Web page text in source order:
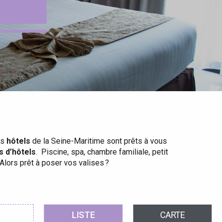
hôtels de la Seine-Maritime sont prêts à vous
d’hôtels. Piscine, spa, chambre familiale, petit
prêt à poser vos valises ?
favoris LISTE CARTE